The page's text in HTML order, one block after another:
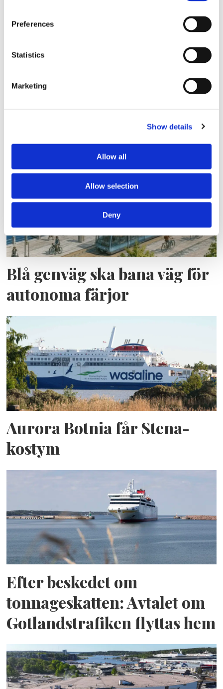
Preferences
Statistics
Marketing
Show details
Allow all
Allow selection
Deny
Lars ”Lasse” Fransén
Blå genväg ska bana väg för
autonoma färjor
Aurora Botnia får Stena-
kostym
Efter beskedet om
tonnageskatten: Avtalet om
Gotlandstrafiken flyttas hem